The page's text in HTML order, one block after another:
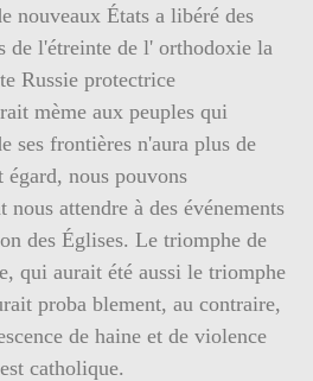
nouveaux États a libéré des
de l'étreinte de l' orthodoxie la
Russie protectrice
mème aux peuples qui
ses frontières n'aura plus de
égard, nous pouvons
nous attendre à des événements
des Églises. Le triomphe de
qui aurait été aussi le triomphe
proba blement, au contraire,
de haine et de violence
catholique.